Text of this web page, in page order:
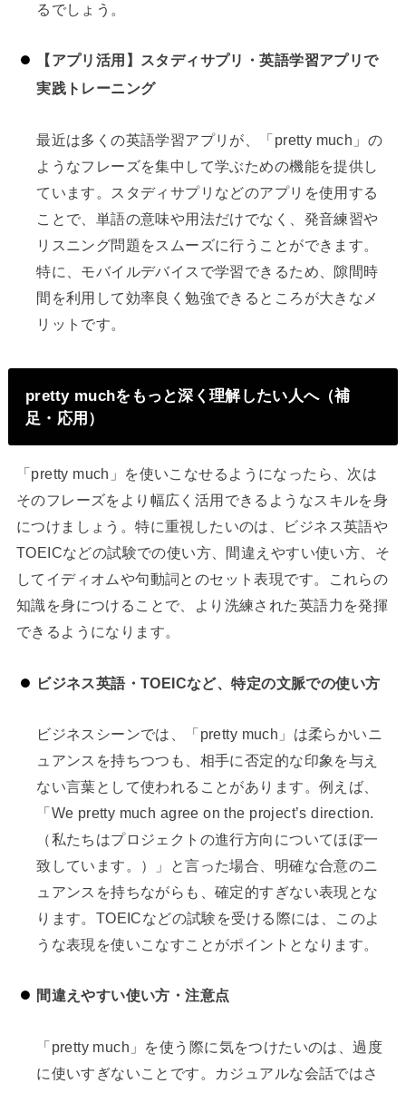
るでしょう。
【アプリ活用】スタディサプリ・英語学習アプリで
実践トレーニング
最近は多くの英語学習アプリが、「pretty much」の
ようなフレーズを集中して学ぶための機能を提供し
ています。スタディサプリなどのアプリを使用する
ことで、単語の意味や用法だけでなく、発音練習や
リスニング問題をスムーズに行うことができます。
特に、モバイルデバイスで学習できるため、隙間時
間を利用して効率良く勉強できるところが大きなメ
リットです。
pretty muchをもっと深く理解したい人へ（補
足・応用）
「pretty much」を使いこなせるようになったら、次は
そのフレーズをより幅広く活用できるようなスキルを身
につけましょう。特に重視したいのは、ビジネス英語や
TOEICなどの試験での使い方、間違えやすい使い方、そ
してイディオムや句動詞とのセット表現です。これらの
知識を身につけることで、より洗練された英語力を発揮
できるようになります。
ビジネス英語・TOEICなど、特定の文脈での使い方
ビジネスシーンでは、「pretty much」は柔らかいニ
ュアンスを持ちつつも、相手に否定的な印象を与え
ない言葉として使われることがあります。例えば、
「We pretty much agree on the project’s direction.
（私たちはプロジェクトの進行方向についてほぼ一
致しています。）」と言った場合、明確な合意のニ
ュアンスを持ちながらも、確定的すぎない表現とな
ります。TOEICなどの試験を受ける際には、このよ
うな表現を使いこなすことがポイントとなります。
間違えやすい使い方・注意点
「pretty much」を使う際に気をつけたいのは、過度
に使いすぎないことです。カジュアルな会話ではさ